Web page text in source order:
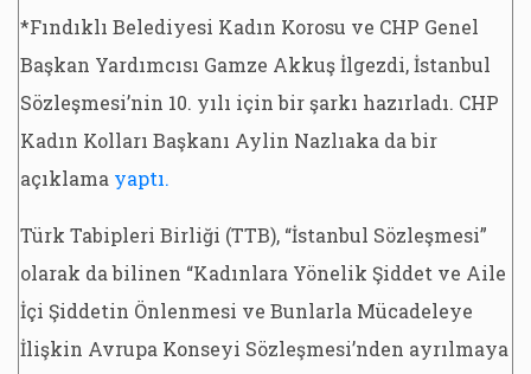
*Fındıklı Belediyesi Kadın Korosu ve CHP Genel
Başkan Yardımcısı Gamze Akkuş İlgezdi, İstanbul
Sözleşmesi’nin 10. yılı için bir şarkı hazırladı. CHP
Kadın Kolları Başkanı Aylin Nazlıaka da bir
açıklama yaptı.
Türk Tabipleri Birliği (TTB), “İstanbul Sözleşmesi”
olarak da bilinen “Kadınlara Yönelik Şiddet ve Aile
İçi Şiddetin Önlenmesi ve Bunlarla Mücadeleye
İlişkin Avrupa Konseyi Sözleşmesi’nden ayrılmaya